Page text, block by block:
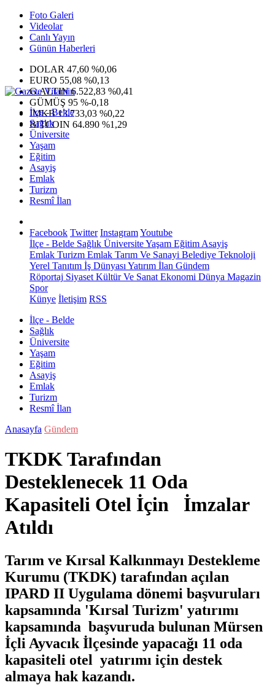
Foto Galeri
Videolar
Canlı Yayın
Günün Haberleri
DOLAR 47,60 %0,06
EURO 55,08 %0,13
G.ALTIN6.522,83 %0,41
GÜMÜŞ 95 %-0,18
IMKB13.733,03 %0,22
BITCOIN 64.890 %1,29
İlçe - Belde
Sağlık
Üniversite
Yaşam
Eğitim
Asayiş
Emlak
Turizm
Resmî İlan
Facebook Twitter InstagramYoutube
İlçe - Belde Sağlık ÜniversiteYaşam Eğitim Asayiş
Emlak Turizm Emlak Tarım Ve Sanayi Belediye Teknoloji
Yerel Tanıtım İş Dünyası Yatırım İlan Gündem
Röportaj Siyaset Kültür Ve Sanat Ekonomi Dünya Magazin
Spor
Künye İletişim RSS
İlçe - Belde
Sağlık
Üniversite
Yaşam
Eğitim
Asayiş
Emlak
Turizm
Resmî İlan
Anasayfa Gündem
TKDK Tarafından
Desteklenecek 11 Oda
Kapasiteli Otel İçin İmzalar
Atıldı
Tarım ve Kırsal Kalkınmayı Destekleme
Kurumu (TKDK) tarafından açılan
IPARD II Uygulama dönemi başvuruları
kapsamında 'Kırsal Turizm' yatırımı
kapsamında başvuruda bulunan Mürsen
İçli Ayvacık İlçesinde yapacağı 11 oda
kapasiteli otel yatırımı için destek
almaya hak kazandı.